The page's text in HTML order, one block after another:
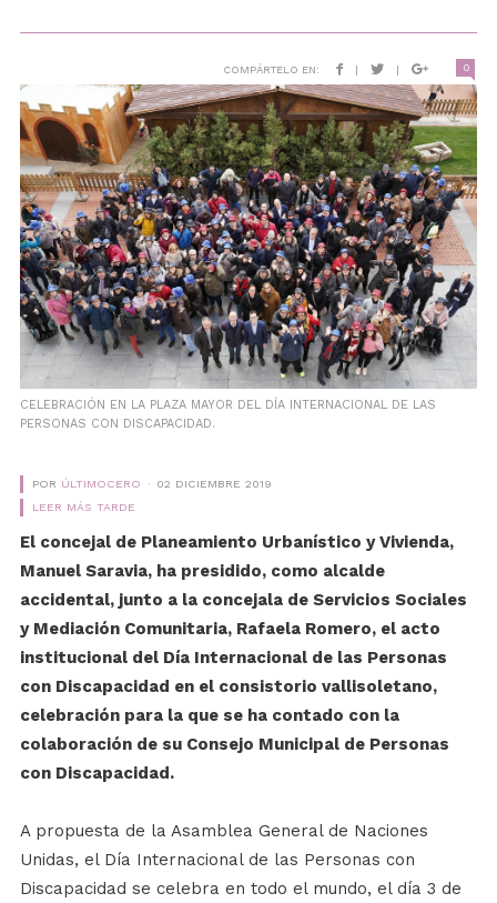
COMPÁRTELO EN: | | 0
CELEBRACIÓN EN LA PLAZA MAYOR DEL DÍA INTERNACIONAL DE LAS
PERSONAS CON DISCAPACIDAD.
POR ÚLTIMOCERO
02 DICIEMBRE 2019
LEER MÁS TARDE
El concejal de Planeamiento Urbanístico y Vivienda,
Manuel Saravia, ha presidido, como alcalde
accidental, junto a la concejala de Servicios Sociales
y Mediación Comunitaria, Rafaela Romero, el acto
institucional del Día Internacional de las Personas
con Discapacidad en el consistorio vallisoletano,
celebración para la que se ha contado con la
colaboración de su Consejo Municipal de Personas
con Discapacidad.
A propuesta de la Asamblea General de Naciones
Unidas, el Día Internacional de las Personas con
Discapacidad se celebra en todo el mundo, el día 3 de